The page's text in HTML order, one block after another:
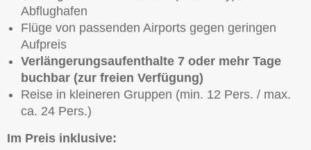
Abflughafen
Flüge von passenden Airports gegen geringen
Aufpreis
Verlängerungsaufenthalte 7 oder mehr Tage
buchbar (zur freien Verfügung)
Reise in kleineren Gruppen (min. 12 Pers. / max.
ca. 24 Pers.)
Im Preis inklusive: